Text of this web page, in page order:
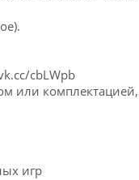
cbLWpb
или
игр